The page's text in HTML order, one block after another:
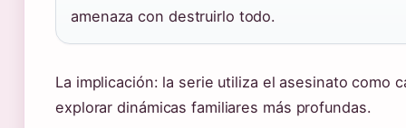
amenaza con destruirlo todo.
La implicación: la serie utiliza el asesinato como
explorar dinámicas familiares más profundas.